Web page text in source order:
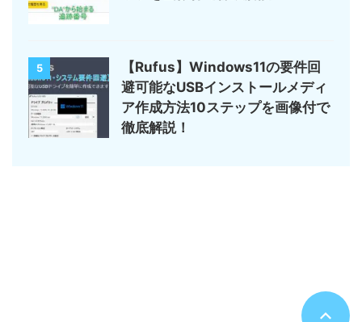
5
【Rufus】Windows11の要件回
避可能なUSBインストールメディ
ア作成方法10ステップを画像付で
徹底解説！